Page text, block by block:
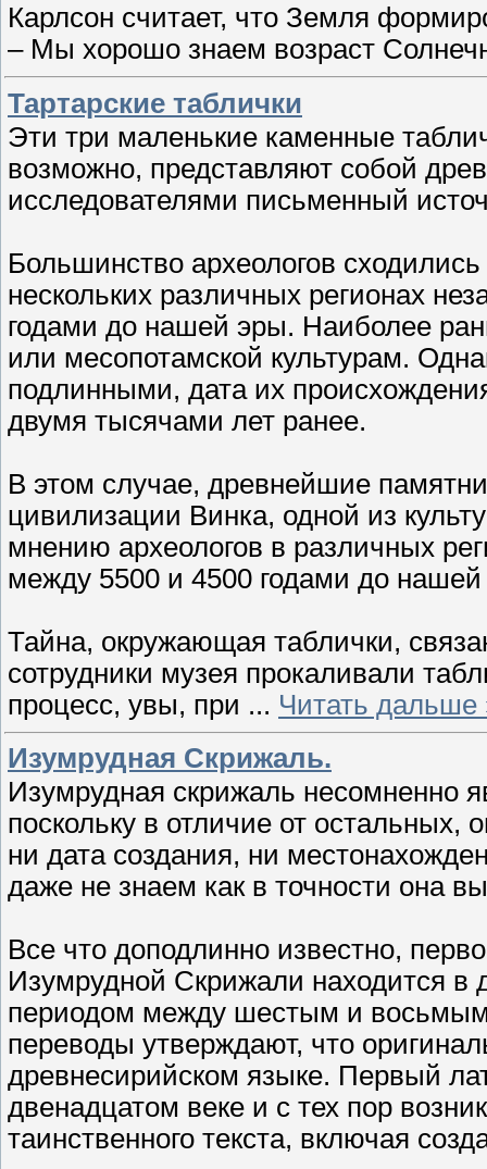
Карлсон считает, что Земля
– Мы хорошо знаем возраст
Тартарские таблички
Эти три маленькие каменные
возможно, представляют собой
исследователями письменный
Большинство археологов
нескольких различных регионах
годами до нашей эры. Наиболее
или месопотамской культурам.
подлинными, дата их
двумя тысячами лет ранее.
В этом случае, древнейшие
цивилизации Винка, одной из
мнению археологов в различных
между 5500 и 4500 годами до
Тайна, окружающая таблички,
сотрудники музея прокаливали
процесс, увы, при ... Читать дальше
Изумрудная Скрижаль.
Изумрудная скрижаль несомненно
поскольку в отличие от
ни дата создания, ни
даже не знаем как в точности она
Все что доподлинно известно,
Изумрудной Скрижали находится в
периодом между шестым и
переводы утверждают, что
древнесирийском языке. Первый
двенадцатом веке и с тех пор
таинственного текста, включая